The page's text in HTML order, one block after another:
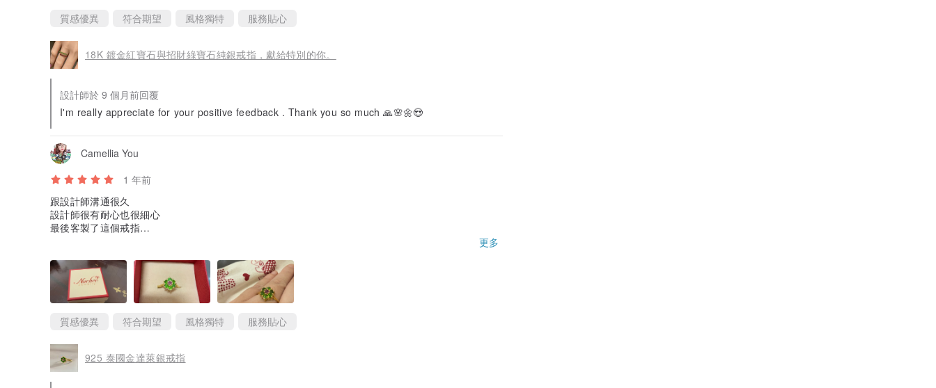
質感優異 符合期望 風格獨特 服務貼心
18K 鍍金紅寶石與招財綠寶石純銀戒指，獻給特別的你。
設計師於 9 個月前回覆
I'm really appreciate for your positive feedback . Thank you so much 🙏🌸🌼😍
Camellia You
1 年前
跟設計師溝通很久
設計師很有耐心也很細心
最後客製了這個戒指
更多
質感優異 符合期望 風格獨特 服務貼心
925 泰國金達萊銀戒指